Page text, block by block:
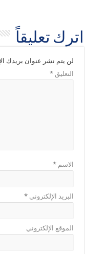
اترك تعليقاً
لن يتم نشر عنوان بريدك
التعليق*
الاسم*
البريد الإلكتروني*
الموقع الإلكتروني